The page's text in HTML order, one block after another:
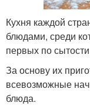
Кухня каждой
блюдами, среди
первых по
За основу их
всевозможные
блюда.